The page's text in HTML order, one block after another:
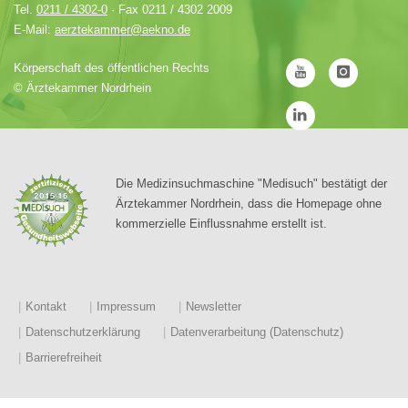
Tel. 0211 / 4302-0 · Fax 0211 / 4302 2009
E-Mail: aerztekammer@aekno.de
Körperschaft des öffentlichen Rechts
© Ärztekammer Nordrhein
Die Medizinsuchmaschine "Medisuch" bestätigt der
Ärztekammer Nordrhein, dass die Homepage ohne
kommerzielle Einflussnahme erstellt ist.
Kontakt Impressum
Newsletter
Datenschutzerklärung
Datenverarbeitung (Datenschutz)
Barrierefreiheit